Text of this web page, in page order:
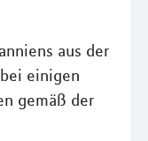
aus der
einigen
gemäß der